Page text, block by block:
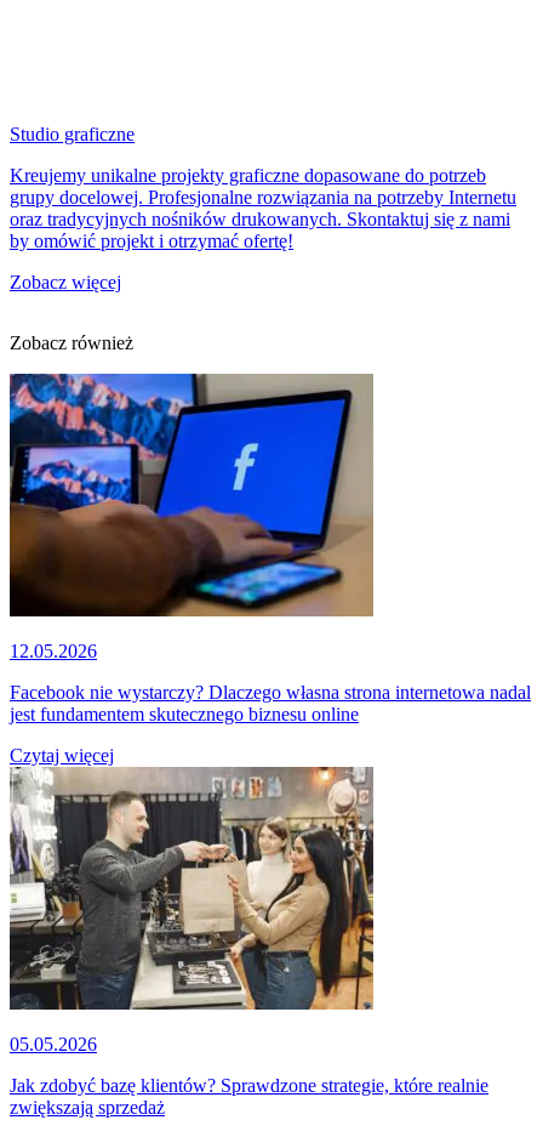
Studio graficzne
Kreujemy unikalne projekty graficzne dopasowane do potrzeb
grupy docelowej. Profesjonalne rozwiązania na potrzeby Internetu
oraz tradycyjnych nośników drukowanych. Skontaktuj się z nami
by omówić projekt i otrzymać ofertę!
Zobacz więcej
Zobacz również
12.05.2026
Facebook nie wystarczy? Dlaczego własna strona internetowa nadal
jest fundamentem skutecznego biznesu online
Czytaj więcej
05.05.2026
Jak zdobyć bazę klientów? Sprawdzone strategie, które realnie
zwiększają sprzedaż